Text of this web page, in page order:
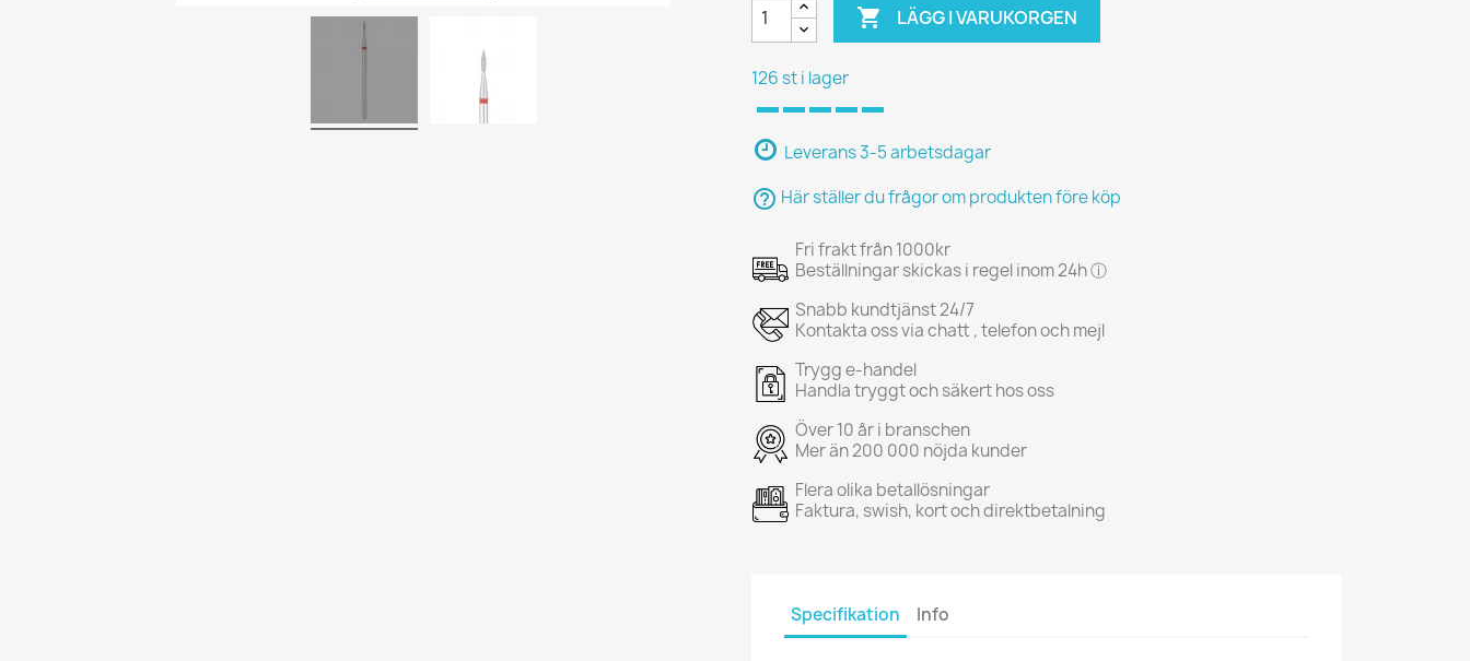
 LÄGG I VARUKORGEN
126 st i lager
Leverans 3-5 arbetsdagar
help_outline Här ställer du frågor om produkten före köp
Fri frakt från 1000kr
Beställningar skickas i regel inom 24h ⓘ
Snabb kundtjänst 24/7
Kontakta oss via chatt , telefon och mejl
Trygg e-handel
Handla tryggt och säkert hos oss
Över 10 år i branschen
Mer än 200 000 nöjda kunder
Flera olika betallösningar
Faktura, swish, kort och direktbetalning
Specifikation Info